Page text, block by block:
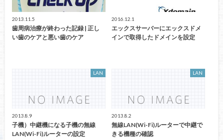
2013.11.5
歯周病治療が終わった記録 | 正し
い歯のケアと悪い歯のケア
2016.12.1
エックスサーバーにエックスドメ
インで取得したドメインを設定
LAN
2013.8.9
子機）中継機になる子機の無線
LAN(Wi-Fi)ルーターの設定
LAN
2013.8.2
無線LAN(Wi-Fi)ルーターで中継で
きる機種の確認